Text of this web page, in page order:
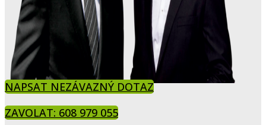
NAPSAT NEZÁVAZNÝ DOTAZ
ZAVOLAT: 608 979 055